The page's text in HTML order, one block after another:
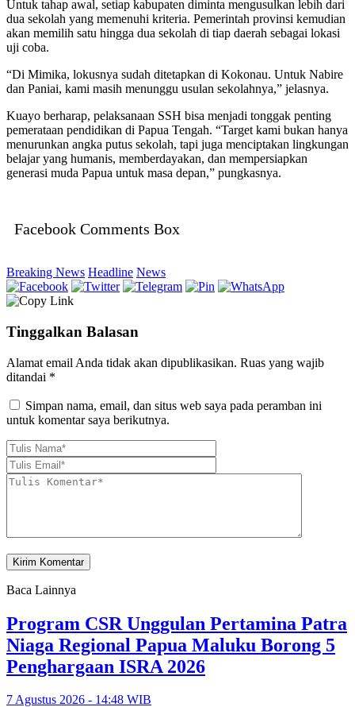
Untuk tahap awal, setiap kabupaten diminta mengusulkan lebih dari
dua sekolah yang memenuhi kriteria. Pemerintah provinsi kemudian
akan memilih satu hingga dua sekolah di tiap daerah sebagai lokasi
uji coba.
“Di Mimika, lokusnya sudah ditetapkan di Kokonau. Untuk Nabire
dan Paniai, kami masih menunggu usulan sekolahnya,” jelasnya.
Kuayo berharap, pelaksanaan SSH bisa menjadi tonggak penting
pemerataan pendidikan di Papua Tengah. “Target kami bukan hanya
menurunkan angka putus sekolah, tapi juga menciptakan lingkungan
belajar yang humanis, memberdayakan, dan mempersiapkan
generasi muda Papua untuk masa depan,” pungkasnya.
Facebook Comments Box
Breaking News Headline News
Tinggalkan Balasan
Alamat email Anda tidak akan dipublikasikan. Ruas yang wajib
ditandai *
Simpan nama, email, dan situs web saya pada peramban ini
untuk komentar saya berikutnya.
Baca Lainnya
Program CSR Unggulan Pertamina Patra
Niaga Regional Papua Maluku Borong 5
Penghargaan ISRA 2026
7 Agustus 2026 - 14:48 WIB